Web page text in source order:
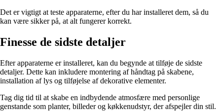
Det er vigtigt at teste apparaterne, efter du har installeret dem, så du
kan være sikker på, at alt fungerer korrekt.
Finesse de sidste detaljer
Efter apparaterne er installeret, kan du begynde at tilføje de sidste
detaljer. Dette kan inkludere montering af håndtag på skabene,
installation af lys og tilføjelse af dekorative elementer.
Tag dig tid til at skabe en indbydende atmosfære med personlige
genstande som planter, billeder og køkkenudstyr, der afspejler din stil.